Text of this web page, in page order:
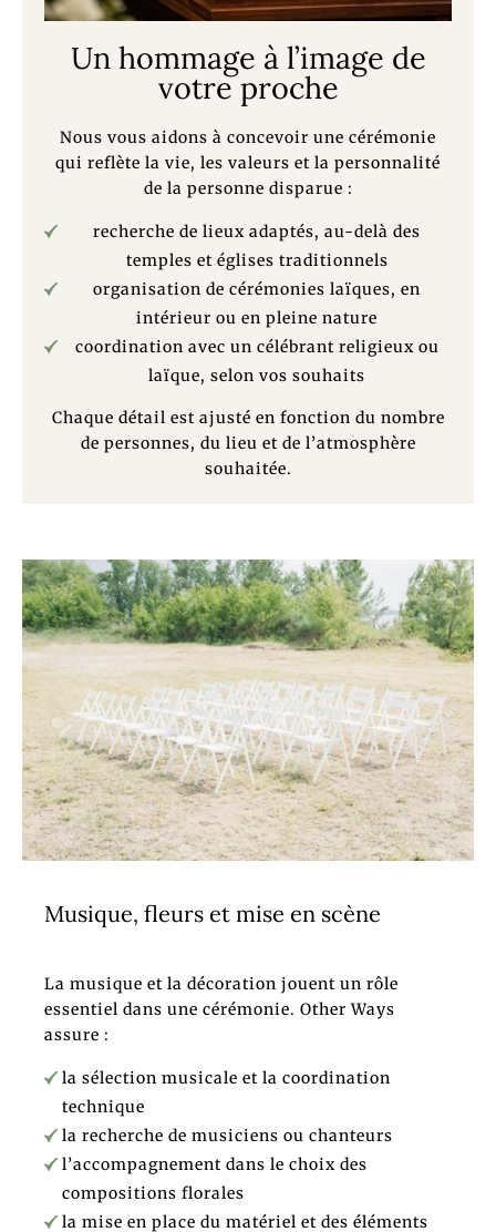
Un hommage à l’image de
votre proche
Nous vous aidons à concevoir une cérémonie
qui reflète la vie, les valeurs et la personnalité
de la personne disparue :
recherche de lieux adaptés, au-delà des
temples et églises traditionnels
organisation de cérémonies laïques, en
intérieur ou en pleine nature
coordination avec un célébrant religieux ou
laïque, selon vos souhaits
Chaque détail est ajusté en fonction du nombre
de personnes, du lieu et de l’atmosphère
souhaitée.
Musique, fleurs et mise en scène
La musique et la décoration jouent un rôle
essentiel dans une cérémonie. Other Ways
assure :
la sélection musicale et la coordination
technique
la recherche de musiciens ou chanteurs
l’accompagnement dans le choix des
compositions florales
la mise en place du matériel et des éléments